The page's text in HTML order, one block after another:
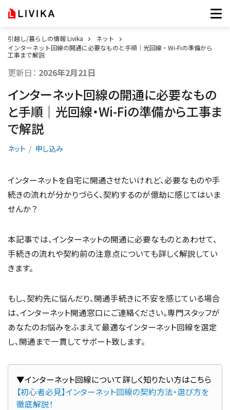
引越し/暮らしの情報 Livika
ネット
インターネット回線の開通に必要なものと手順｜光回線・Wi-Fiの準備から
工事まで解説
更新日： 2026年2月21日
インターネット回線の開通に必要なもの
と手順｜光回線・Wi-Fiの準備から工事ま
で解説
ネット 申し込み
インターネットを自宅に開通させたいけれど、必要なものや手
続きの流れが分かりづらく、契約するのが億劫に感じてはいま
せんか？
本記事では、インターネットの開通に必要なものとあわせて、
手続きの流れや契約前の注意点についても詳しく解説してい
きます。
もし、契約先に悩んだり、開通手続きに不安を感じている場合
は、インターネット開通窓口にご連絡ください。専門スタッフが
あなたのお悩みをふまえて最適なインターネット回線を選定
し、開通まで一貫してサポート致します。
【初心者必見】インターネット回線の契約方法・選び方を
徹底解説！